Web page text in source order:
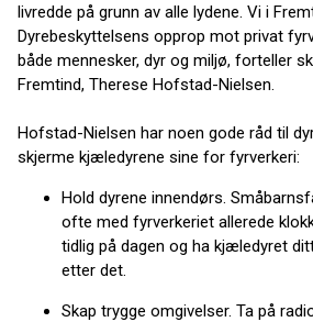
livredde på grunn av alle lydene. Vi i
Dyrebeskyttelsens opprop mot privat
både mennesker, dyr og miljø, forteller
Fremtind, Therese Hofstad-Nielsen.
Hofstad-Nielsen har noen gode råd til
skjerme kjæledyrene sine for fyrverkeri:
Hold dyrene innendørs.
ofte med fyrverkeriet allerede
tidlig på dagen og ha kjæledyret
etter det.
Skap trygge omgivelser. Ta på